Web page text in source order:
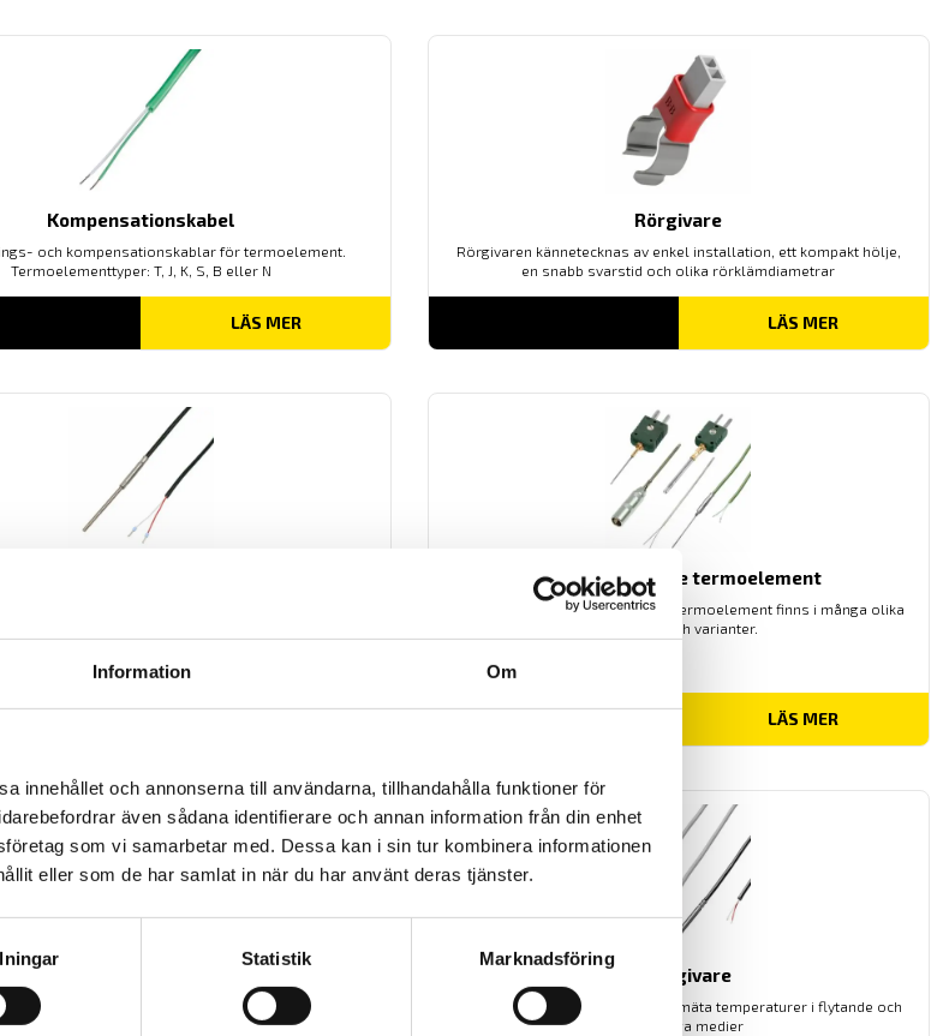
Information Om
innehållet och annonserna till användarna, tillhandahålla funktioner för
även sådana identifierare och annan information från din enhet
som vi samarbetar med. Dessa kan i sin tur kombinera informationen
eller som de har samlat in när du har använt deras tjänster.
Statistik Marknadsföring
Kompensationskabel
och kompensationskablar för termoelement.
Termoelementtyper: T, J, K, S, B eller N
LÄS MER
Rörgivare
Rörgivaren kännetecknas av enkel installation, ett kompakt hölje,
en snabb svarstid och olika rörklämdiametrar
LÄS MER
hållbarhet.
Mineralisolerade termoelement
Högkvalitativa mineralisolerade termoelement finns i många olika
storlekar och varianter.
LÄS MER
är rätt val om du vill mäta temperaturer i flytande och
Kabelgivare
kabelgivare är rätt val om du vill mäta temperaturer i flytande och
gasformiga medier